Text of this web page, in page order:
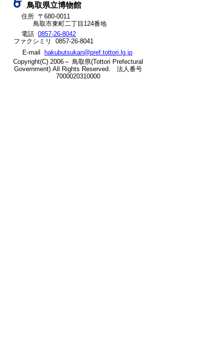
ッ
ト
へ
の
鳥取県立博物館
住所 〒680-0011
鳥取市東町二丁目124番地
電話 0857-26-8042
ファクシミリ 0857-26-8041
E-mail
hakubutsukan@pref.tottori.lg.jp
Copyright(C) 2006～ 鳥取県(Tottori Prefectural
Government) All Rights Reserved. 法人番号
7000020310000